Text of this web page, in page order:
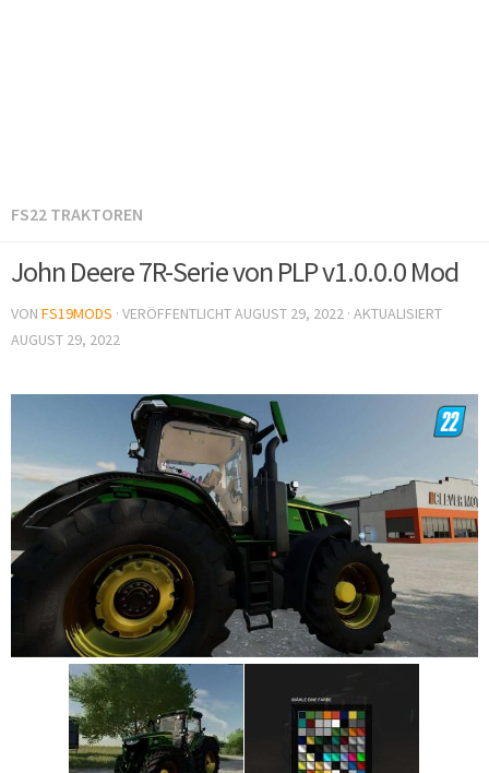
FS22 TRAKTOREN
John Deere 7R-Serie von PLP v1.0.0.0 Mod
VON FS19MODS · VERÖFFENTLICHTAUGUST 29, 2022 · AKTUALISIERT
AUGUST 29, 2022